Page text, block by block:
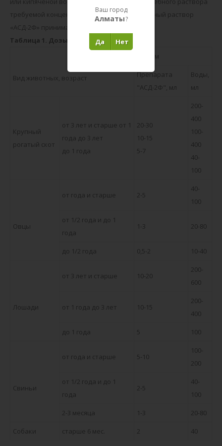
требуемой концентрации исходный стерильный раствор
«АСД-2Ф» принимают за 100%.
Таблица 1. Дозы препарата "АСД-2Ф".
Вид животных, возраст
Объем
Препарата
"АСД-2Ф", мл
Воды,
мл
Крупный
рогатый скот
от 3 лет и старше от 1
года до 3 лет
до 1 года
20-30
10-15
5-7
200-
400
100-
400
40-
100
Овцы
от года и старше 2-5
40-
100
от 1/2 года и до 1
года
1-3 20-80
до 1/2 года 0,5-2 10-40
Лошади
от 3 лет и старше 10-20
200-
600
от 1 года до 3 лет 10-15
200-
400
до 1 года 5 100
Свиньи
от года и старше 5-10
100-
200
от 1/2 года и до 1
года
2-5
40-
100
2-3 месяца 1-3 20-80
Собаки старше 6 мес. 2 40
Ваш город
Алматы?
Нет
Да